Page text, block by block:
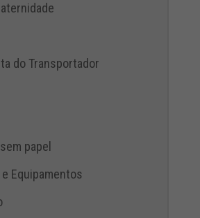
do Transportador
papel
Equipamentos